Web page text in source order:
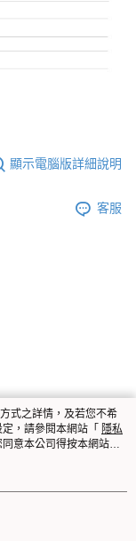
顯示電腦版詳細說明
客服
式之詳情，及若您不希
，請參閱本網站「 隱私
意本公司得按本網站使